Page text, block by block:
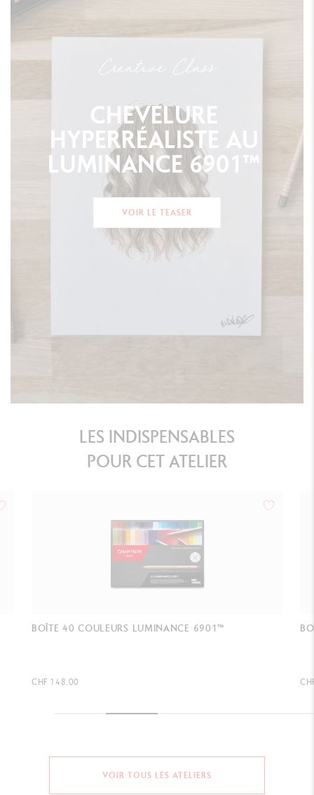
Creative Class
CHEVELURE
HYPERRÉALISTE AU
LUMINANCE 6901™
VOIR LE TEASER
LES INDISPENSABLES
POUR CET ATELIER
BOÎTE 6 GRADUATIONS GRAPHITE LINE
CHF 24.00
VOIR TOUS LES ATELIERS